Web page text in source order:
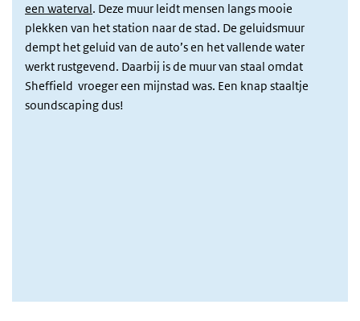
een waterval. Deze muur leidt mensen langs mooie
plekken van het station naar de stad. De geluidsmuur
dempt het geluid van de auto’s en het vallende water
werkt rustgevend. Daarbij is de muur van staal omdat
Sheffield vroeger een mijnstad was. Een knap staaltje
soundscaping dus!